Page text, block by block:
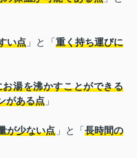
い点 」と「重く持ち運びに
お湯を沸かすことができる
がある点 」
が少ない点」と「長時間の